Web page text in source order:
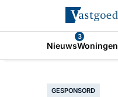
Nieuws
3
Woningen
GESPONSORD